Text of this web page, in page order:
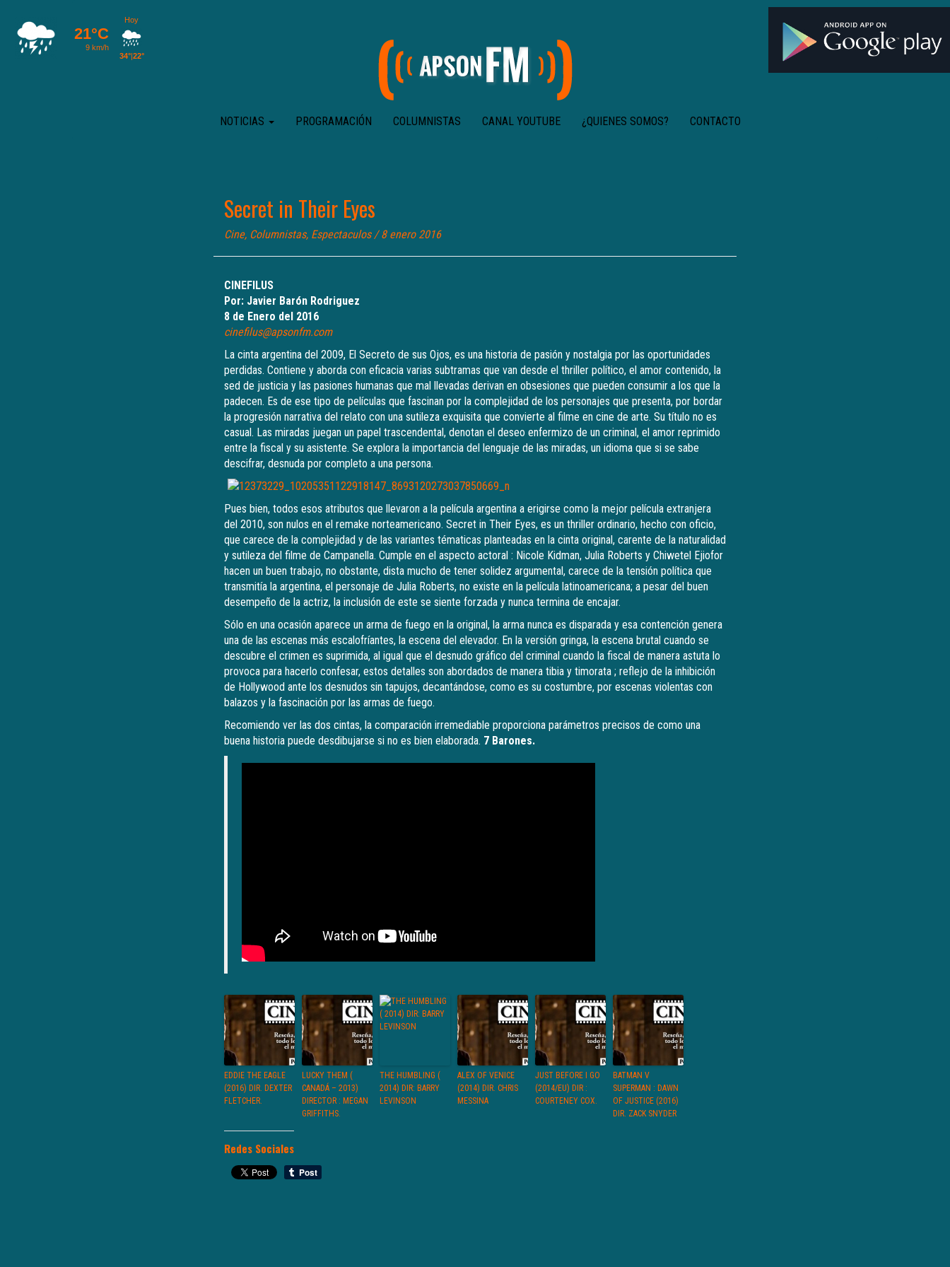
NOTICIAS PROGRAMACIÓN COLUMNISTAS CANAL YOUTUBE ¿QUIENES SOMOS? CONTACTO
Secret in Their Eyes
Cine, Columnistas, Espectaculos/ 8 enero 2016
CINEFILUS
Por: Javier Barón Rodriguez
8 de Enero del 2016
cinefilus@apsonfm.com
La cinta argentina del 2009, El Secreto de sus Ojos, es una historia de pasión y nostalgia por las oportunidades
perdidas. Contiene y aborda con eficacia varias subtramas que van desde el thriller político, el amor contenido, la
sed de justicia y las pasiones humanas que mal llevadas derivan en obsesiones que pueden consumir a los que la
padecen. Es de ese tipo de películas que fascinan por la complejidad de los personajes que presenta, por bordar
la progresión narrativa del relato con una sutileza exquisita que convierte al filme en cine de arte. Su título no es
casual. Las miradas juegan un papel trascendental, denotan el deseo enfermizo de un criminal, el amor reprimido
entre la fiscal y su asistente. Se explora la importancia del lenguaje de las miradas, un idioma que si se sabe
descifrar, desnuda por completo a una persona.
Pues bien, todos esos atributos que llevaron a la película argentina a erigirse como la mejor película extranjera
del 2010, son nulos en el remake norteamericano. Secret in Their Eyes, es un thriller ordinario, hecho con oficio,
que carece de la complejidad y de las variantes tématicas planteadas en la cinta original, carente de la naturalidad
y sutileza del filme de Campanella. Cumple en el aspecto actoral : Nicole Kidman, Julia Roberts y Chiwetel Ejiofor
hacen un buen trabajo, no obstante, dista mucho de tener solidez argumental, carece de la tensión política que
transmitía la argentina, el personaje de Julia Roberts, no existe en la película latinoamericana; a pesar del buen
desempeño de la actriz, la inclusión de este se siente forzada y nunca termina de encajar.
Sólo en una ocasión aparece un arma de fuego en la original, la arma nunca es disparada y esa contención genera
una de las escenas más escalofríantes, la escena del elevador. En la versión gringa, la escena brutal cuando se
descubre el crimen es suprimida, al igual que el desnudo gráfico del criminal cuando la fiscal de manera astuta lo
provoca para hacerlo confesar, estos detalles son abordados de manera tibia y timorata ; reflejo de la inhibición
de Hollywood ante los desnudos sin tapujos, decantándose, como es su costumbre, por escenas violentas con
balazos y la fascinación por las armas de fuego.
Recomiendo ver las dos cintas, la comparación irremediable proporciona parámetros precisos de como una
buena historia puede desdibujarse si no es bien elaborada. 7 Barones.
EDDIE THE EAGLE
(2016) DIR. DEXTER
FLETCHER.
LUCKY THEM (
CANADÁ – 2013)
DIRECTOR : MEGAN
GRIFFITHS.
THE HUMBLING (
2014) DIR: BARRY
LEVINSON
ALEX OF VENICE
(2014) DIR. CHRIS
MESSINA
JUST BEFORE I GO
(2014/EU) DIR :
COURTENEY COX.
BATMAN V
SUPERMAN : DAWN
OF JUSTICE (2016)
DIR. ZACK SNYDER
Redes Sociales